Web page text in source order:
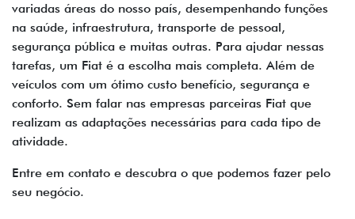
variadas áreas do nosso país, desempenhando funções
na saúde, infraestrutura, transporte de pessoal,
segurança pública e muitas outras. Para ajudar nessas
tarefas, um Fiat é a escolha mais completa. Além de
veículos com um ótimo custo benefício, segurança e
conforto. Sem falar nas empresas parceiras Fiat que
realizam as adaptações necessárias para cada tipo de
atividade.
Entre em contato e descubra o que podemos fazer pelo
seu negócio.